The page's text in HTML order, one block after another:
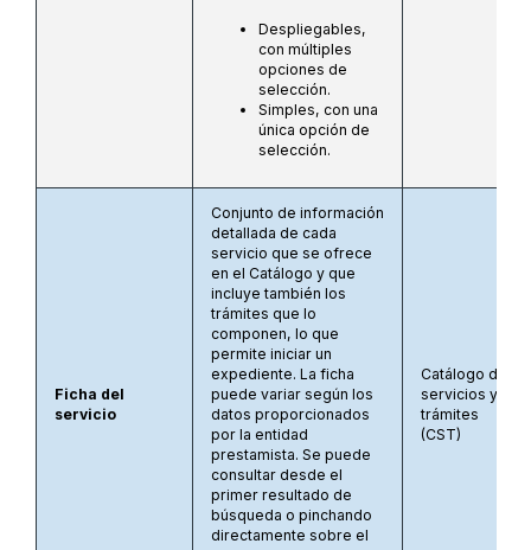
Despliegables,
con múltiples
opciones de
selección.
Simples, con una
única opción de
selección.
Ficha del
servicio
Conjunto de información
detallada de cada
servicio que se ofrece
en el Catálogo y que
incluye también los
trámites que lo
componen, lo que
permite iniciar un
expediente. La ficha
puede variar según los
datos proporcionados
por la entidad
prestamista. Se puede
consultar desde el
primer resultado de
búsqueda o pinchando
directamente sobre el
Catálogo de
servicios y
trámites
(CST)